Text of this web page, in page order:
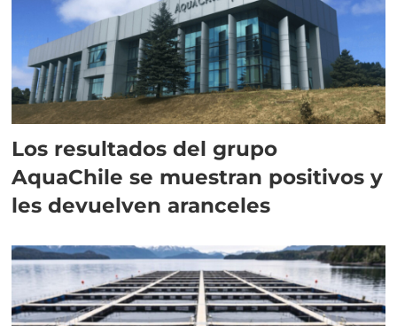
Los resultados del grupo
AquaChile se muestran positivos y
les devuelven aranceles